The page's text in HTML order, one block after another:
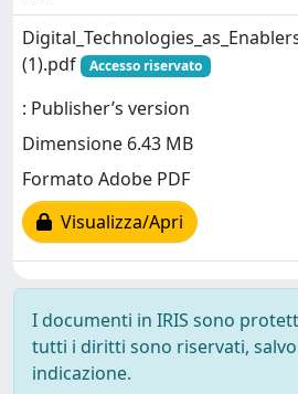
(1).pdf
Accesso riservato
: Publisher’s version
Dimensione 6.43 MB
Formato Adobe PDF
Visualizza/Apri
I documenti in IRIS sono
tutti i diritti sono riservati,
indicazione.